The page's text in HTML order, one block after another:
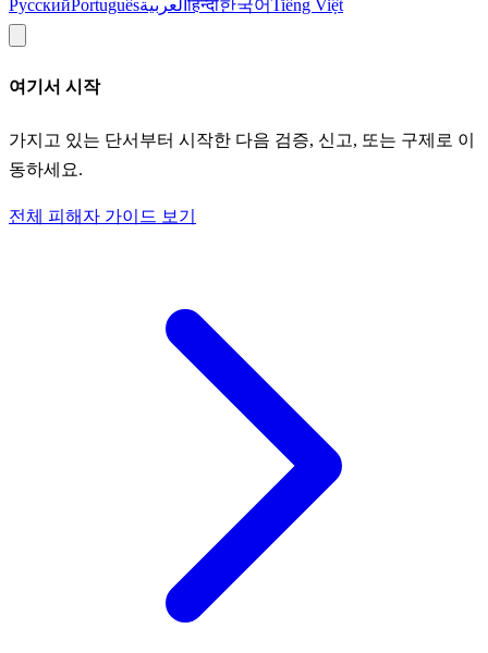
РусскийPortuguêsالعربيةहिन्दी한국어Tiếng Việt
여기서 시작
가지고 있는 단서부터 시작한 다음 검증, 신고, 또는 구제로 이
동하세요.
전체 피해자 가이드 보기